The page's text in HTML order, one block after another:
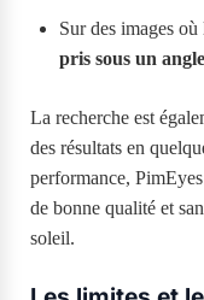
Sur des images où
pris sous un angle
La recherche est
des résultats en
performance,
de bonne qualité et
soleil.